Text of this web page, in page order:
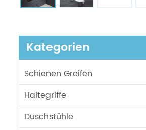
Kategorien
Schienen Greifen
Haltegriffe
Duschstühle